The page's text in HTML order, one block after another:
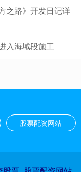
之路》开发日记详
入海域段施工
股票配资网站